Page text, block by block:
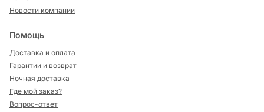
Новости компании
Помощь
Доставка и оплата
Гарантии и возврат
Ночная доставка
Где мой заказ?
Вопрос-ответ